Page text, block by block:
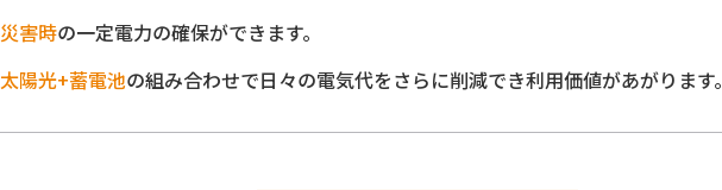
災害時の一定電力の確保ができます。
太陽光+蓄電池の組み合わせで日々の電気代をさらに削減でき利用価値があがります。